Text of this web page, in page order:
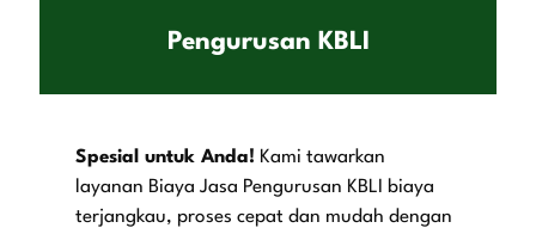
Pengurusan KBLI
Spesial untuk Anda! Kami tawarkan
layanan Biaya Jasa Pengurusan KBLI
biaya
terjangkau, proses cepat dan mudah dengan